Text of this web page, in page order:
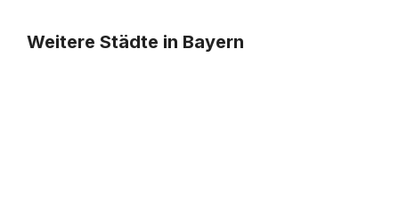
Weitere Städte in Bayern